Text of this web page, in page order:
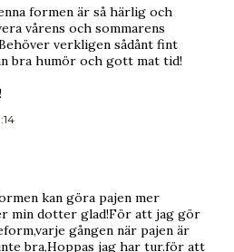
formen är så härlig och
vårens och sommarens
verkligen sådånt fint
bra humör och gott mat tid!
kan göra pajen mer
min dotter glad!För att jag gör
gången när pajen är
bra,Hoppas jag har tur.för att